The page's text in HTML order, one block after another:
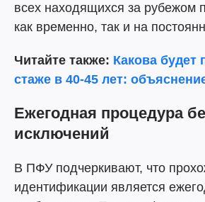
всех находящихся за рубежом
как временно, так и на
Читайте также: Какова будет
стаже в 40-45 лет:
Ежегодная процедура
исключений
В ПФУ подчеркивают, что
идентификации является